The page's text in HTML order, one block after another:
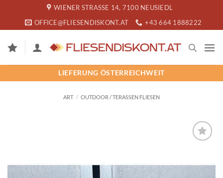
springen
WIENER STRASSE 14, 7100 NEUSIEDL
OFFICE@FLIESENDISKONT.AT
+43 664 1888222
LIEFERUNG ÖSTERREICHWEIT
ART / OUTDOOR / TERASSEN FLIESEN